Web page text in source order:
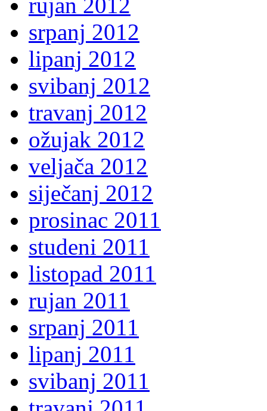
rujan 2012
srpanj 2012
lipanj 2012
svibanj 2012
travanj 2012
ožujak 2012
veljača 2012
siječanj 2012
prosinac 2011
studeni 2011
listopad 2011
rujan 2011
srpanj 2011
lipanj 2011
svibanj 2011